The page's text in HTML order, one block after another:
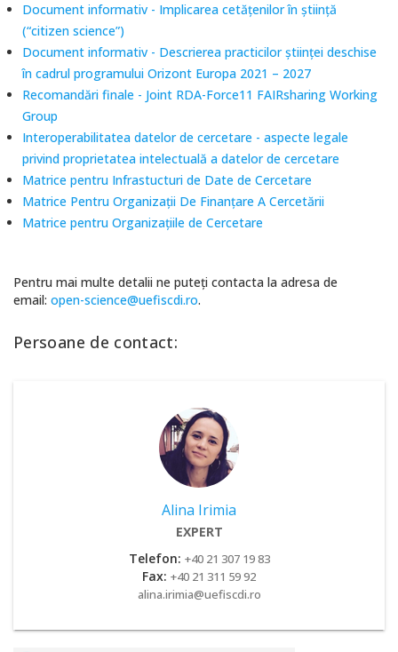
Document informativ - Implicarea cetățenilor în știință
(“citizen science”)
Document informativ - Descrierea practicilor științei deschise
în cadrul programului Orizont Europa 2021 – 2027
Recomandări finale - Joint RDA-Force11 FAIRsharing Working
Group
Interoperabilitatea datelor de cercetare - aspecte legale
privind proprietatea intelectuală a datelor de cercetare
Matrice pentru Infrastucturi de Date de Cercetare
Matrice Pentru Organizații De Finanțare A Cercetării
Matrice pentru Organizațiile de Cercetare
Pentru mai multe detalii ne puteți contacta la adresa de
email: open-science@uefiscdi.ro.
Persoane de contact:
Alina Irimia
EXPERT
Telefon: +40 21 307 19 83
Fax: +40 21 311 59 92
alina.irimia@uefiscdi.ro